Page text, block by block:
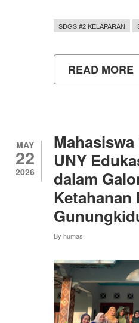
SDGS #2 KELAPARAN
READ MORE
MAY
22
2026
UNY
dalam
Ketahanan
By humas